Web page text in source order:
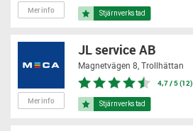
Mer info
Mer info
JL service AB
Magnetvägen 8, Trollhättan
4,7 / 5 (12)